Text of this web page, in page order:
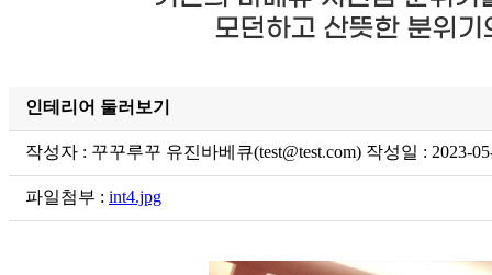
인테리어 둘러보기
작성자 : 꾸꾸루꾸 유진바베큐(test@test.com) 작성일 : 2023-
파일첨부 : int4.jpg